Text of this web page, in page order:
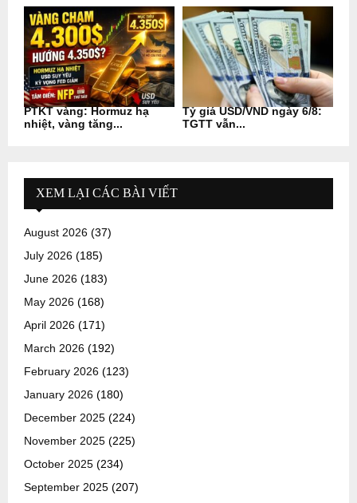
PTKT vàng: Hormuz hạ
nhiệt, vàng tăng...
Tỷ giá USD/VND ngày 6/8:
TGTT vẫn...
XEM LẠI CÁC BÀI VIẾT
August 2026 (37)
July 2026 (185)
June 2026 (183)
May 2026 (168)
April 2026 (171)
March 2026 (192)
February 2026 (123)
January 2026 (180)
December 2025 (224)
November 2025 (225)
October 2025 (234)
September 2025 (207)